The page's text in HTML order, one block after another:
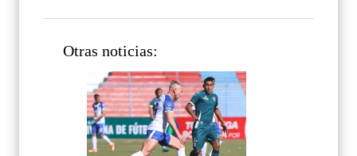
Otras noticias: